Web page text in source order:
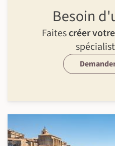
Besoin
Faitescréer